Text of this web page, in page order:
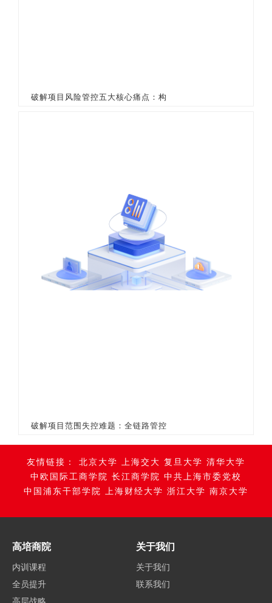
破解项目风险管控五大核心痛点：构
破解项目范围失控难题：全链路管控
友情链接： 北京大学 上海交大 复旦大学 清华大学
中欧国际工商学院 长江商学院 中共上海市委党校
中国浦东干部学院 上海财经大学 浙江大学 南京大学
高培商院
内训课程
全员提升
关于我们
关于我们
联系我们